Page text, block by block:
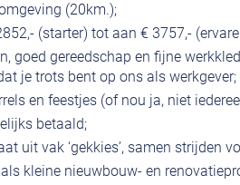
(20km.);
(starter) tot aan € 3757,-
goed gereedschap en fijne
je trots bent op ons als werkgever;
en feestjes (of nou ja, niet
betaald;
uit vak ‘gekkies’, samen strijden
kleine nieuwbouw- en